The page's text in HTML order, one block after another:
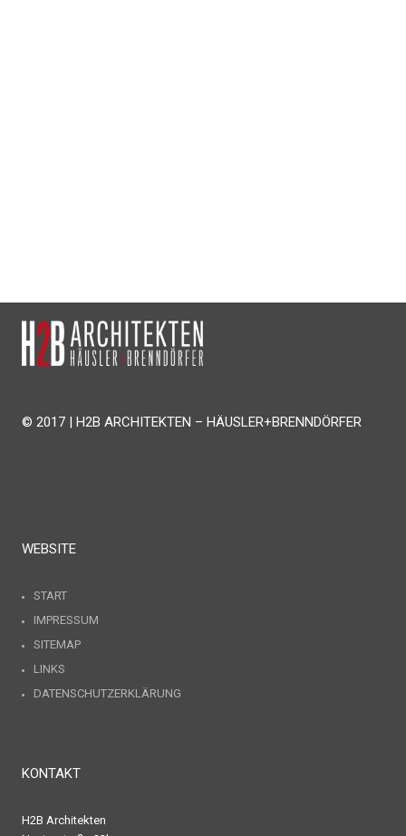
© 2017 | H2B ARCHITEKTEN – HÄUSLER+BRENNDÖRFER
WEBSITE
START
IMPRESSUM
SITEMAP
LINKS
DATENSCHUTZERKLÄRUNG
KONTAKT
H2B Architekten